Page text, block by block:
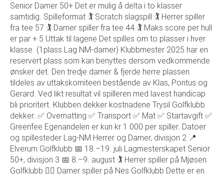
Senior Damer 50+ Det er mulig å delta i to klasser
samtidig. Spilleformat 🏌️ Scratch slagspill 🏌️ Herrer spiller
fra tee 57 🏌️ Damer spiller fra tee 44 🏌️ Maks score per hull
er par + 5 Uttak til lagene Det spilles om to plasser i hver
klasse. (1plass Lag NM-damer) Klubbmester 2025 har en
reservert plass som kan benyttes dersom vedkommende
ønsker det. Den tredje damer & fjerde herre plassen
tildeles av uttakskomiteen bestående av Klas, Pontus og
Gerard. Ved likt resultat vil spilleren med lavest handicap
bli prioritert. Klubben dekker kostnadene Trysil Golfklubb
dekker: ✅ Overnatting ✅ Transport ✅ Mat ✅ Startavgift ✅
Greenfee Egenandelen er kun kr 1 000 per spiller. Datoer
og spillesteder Lag-NM Herrer og Damer, divisjon 2 📍
Elverum Golfklubb 📅 18.–19. juli Lagmesterskapet Senior
50+, divisjon 3 📅 8.–9. august 🏌️ Herrer spiller på Mjøsen
Golfklubb 🏌️‍♀️ Damer spiller på Nes Golfklubb Dette er en